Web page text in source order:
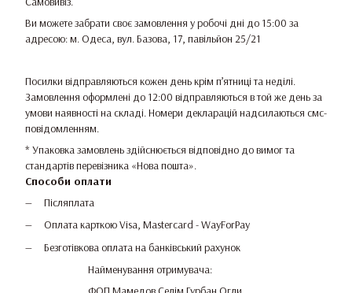
Ви можете забрати своє замовлення у робочі дні до 15:00 за
адресою: м. Одеса, вул. Базова, 17, павільйон 25/21
Посилки відправляються кожен день крім п’ятниці та неділі.
Замовлення оформлені до 12:00 відправляються в той же день за
умови наявності на складі. Номери декларацій надсилаються смс-
повідомленням.
* Упаковка замовлень здійснюється відповідно до вимог та
стандартів перевізника «Нова пошта».
Способи оплати
Післяплата
Оплата карткою Visa, Mastercard - WayForPay
Безготівкова оплата на банківський рахунок
Найменування отримувача: